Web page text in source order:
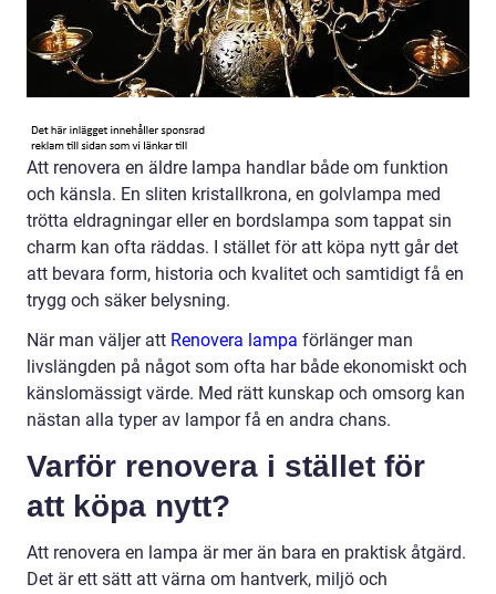
Att renovera en äldre lampa handlar både om funktion
och känsla. En sliten kristallkrona, en golvlampa med
trötta eldragningar eller en bordslampa som tappat sin
charm kan ofta räddas. I stället för att köpa nytt går det
att bevara form, historia och kvalitet och samtidigt få en
trygg och säker belysning.
När man väljer att Renovera lampa förlänger man
livslängden på något som ofta har både ekonomiskt och
känslomässigt värde. Med rätt kunskap och omsorg kan
nästan alla typer av lampor få en andra chans.
Varför renovera i stället för
att köpa nytt?
Att renovera en lampa är mer än bara en praktisk åtgärd.
Det är ett sätt att värna om hantverk, miljö och